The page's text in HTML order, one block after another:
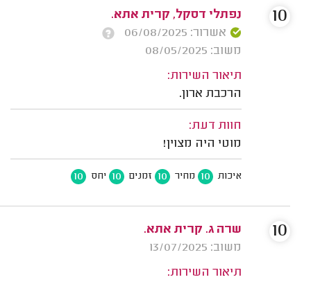
נפתלי דסקל, קרית אתא.
אשרור: 06/08/2025
משוב: 08/05/2025
תיאור השירות:
הרכבת ארון.
חוות דעת:
מוטי היה מצוין!
איכות 10 מחיר 10 זמנים 10 יחס 10
10
שרה ג. קרית אתא.
משוב: 13/07/2025
תיאור השירות:
10